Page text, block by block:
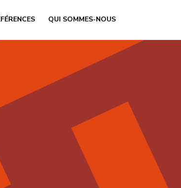
QUI SOMMES-NOUS